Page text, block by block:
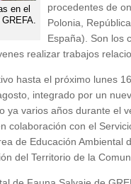
en el
procedentes de
Polonia,
España). Son los
realizar trabajos
hasta el próximo lunes
integrado por un
ya varios años durante el
colaboración con el
de Educación Ambiental
del Territorio de la